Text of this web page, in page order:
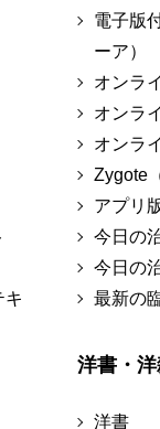
キ
電子版
ーア）
オンラ
オンラ
オンラ
Zygote
アプリ
今日の
今日の
最新の
洋書・
洋書